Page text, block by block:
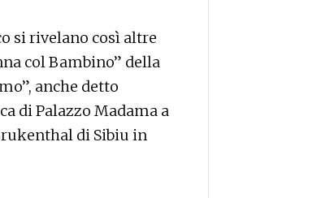
si rivelano così altre
col Bambino” della
anche detto
di Palazzo Madama a
di Sibiu in